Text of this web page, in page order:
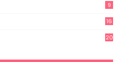
9
16
20